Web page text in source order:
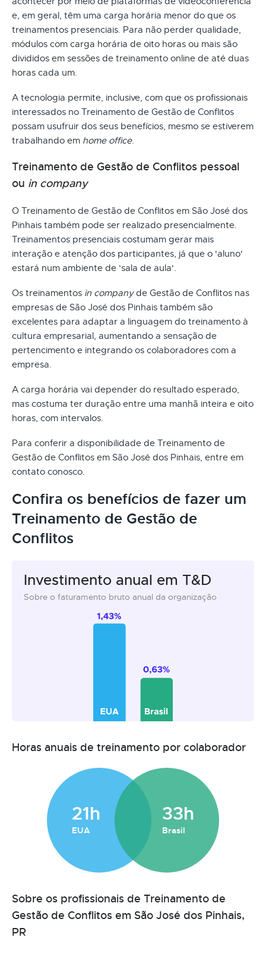
e, em geral, têm uma carga horária menor do que os
treinamentos presenciais. Para não perder qualidade,
módulos com carga horária de oito horas ou mais são
divididos em sessões de treinamento online de até duas
horas cada um.
A tecnologia permite, inclusive, com que os profissionais
interessados no Treinamento de Gestão de Conflitos
possam usufruir dos seus benefícios, mesmo se estiverem
trabalhando em home office.
Treinamento de Gestão de Conflitos pessoal
ou in company
O Treinamento de Gestão de Conflitos em São José dos
Pinhais também pode ser realizado presencialmente.
Treinamentos presenciais costumam gerar mais
interação e atenção dos participantes, já que o 'aluno'
estará num ambiente de ‘sala de aula'.
Os treinamentos in companyde Gestão de Conflitos nas
empresas de São José dos Pinhais também são
excelentes para adaptar a linguagem do treinamento à
cultura empresarial, aumentando a sensação de
pertencimento e integrando os colaboradores com a
empresa.
A carga horária vai depender do resultado esperado,
mas costuma ter duração entre uma manhã inteira e oito
horas, com intervalos.
Para conferir a disponibilidade de Treinamento de
Gestão de Conflitos em São José dos Pinhais, entre em
contato conosco.
Confira os benefícios de fazer um
Treinamento de Gestão de
Conflitos
Investimento anual em T&D
Sobre o faturamento bruto anual da organização
Horas anuais de treinamento por colaborador
21h
EUA
33h
Brasil
Sobre os profissionais de Treinamento de
Gestão de Conflitos em São José dos Pinhais,
PR